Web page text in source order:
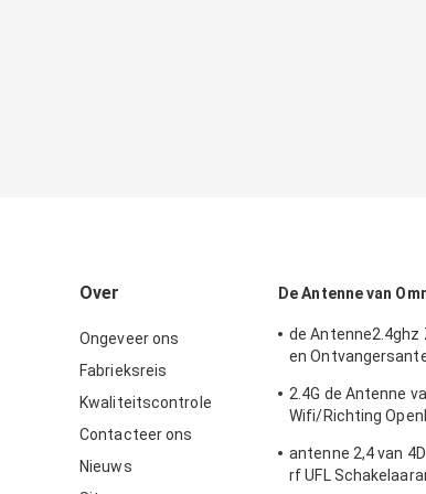
Over
Ongeveer ons
Fabrieksreis
Kwaliteitscontrole
Contacteer ons
Nieuws
De Antenne van
de Antenne2.4ghz
en
2.4G de Antenne
Wifi/Richting
antenne 2,4 van
rf UFL